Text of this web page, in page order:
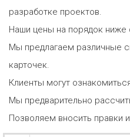
разработке проектов.
Наши цены на порядок
Мы предлагаем различные
карточек.
Клиенты могут
Мы предварительно
Позволяем вносить правки